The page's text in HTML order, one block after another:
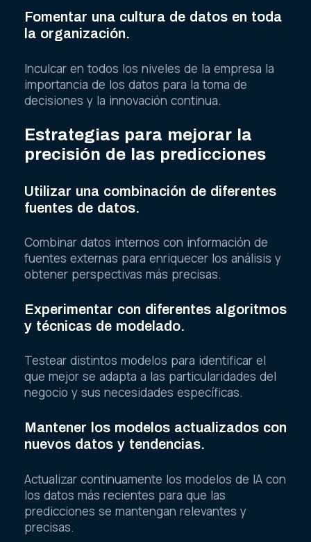
Fomentar una cultura de datos en toda
la organización.
Inculcar en todos los niveles de la empresa la
importancia de los datos para la toma de
decisiones y la innovación continua.
Estrategias para mejorar la
precisión de las predicciones
Utilizar una combinación de diferentes
fuentes de datos.
Combinar datos internos con información de
fuentes externas para enriquecer los análisis y
obtener perspectivas más precisas.
Experimentar con diferentes algoritmos
y técnicas de modelado.
Testear distintos modelos para identificar el
que mejor se adapta a las particularidades del
negocio y sus necesidades específicas.
Mantener los modelos actualizados con
nuevos datos y tendencias.
Actualizar continuamente los modelos de IA con
los datos más recientes para que las
predicciones se mantengan relevantes y
precisas.